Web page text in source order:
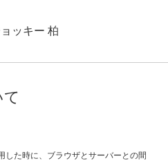
ッキー 柏
た時に、ブラウザとサーバーとの間